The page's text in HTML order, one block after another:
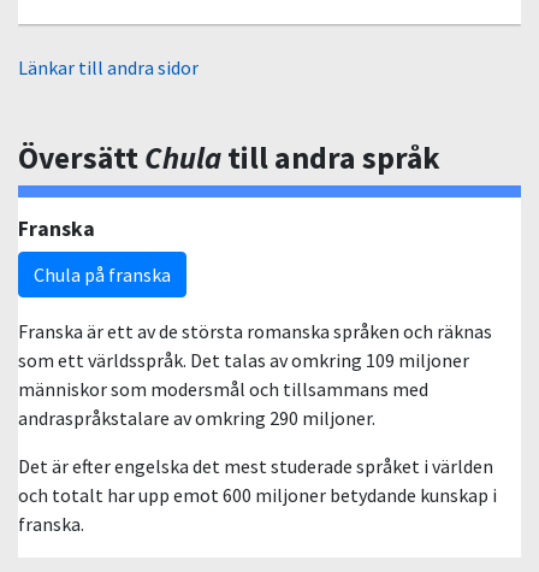
Länkar till andra sidor
ÖversättChulatill andra språk
Franska
Chula på franska
Franska är ett av de största romanska språken och räknas
som ett världsspråk. Det talas av omkring 109 miljoner
människor som modersmål och tillsammans med
andraspråkstalare av omkring 290 miljoner.
Det är efter engelska det mest studerade språket i världen
och totalt har upp emot 600 miljoner betydande kunskap i
franska.